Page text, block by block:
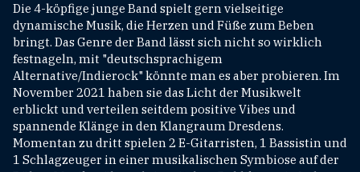
Die 4-köpfige junge Band spielt gern vielseitige
dynamische Musik, die Herzen und Füße zum Beben
bringt. Das Genre der Band lässt sich nicht so wirklich
festnageln, mit "deutschsprachigem
Alternative/Indierock" könnte man es aber probieren. Im
November 2021 haben sie das Licht der Musikwelt
erblickt und verteilen seitdem positive Vibes und
spannende Klänge in den Klangraum Dresdens.
Momentan zu dritt spielen 2 E-Gitarristen, 1 Bassistin und
1 Schlagzeuger in einer musikalischen Symbiose auf der